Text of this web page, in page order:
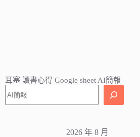
耳塞 讀書心得 Google sheet AI簡報
2026 年 8 月